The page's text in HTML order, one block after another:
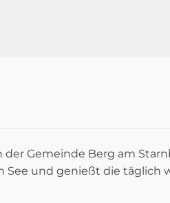
Gemeinde Berg am
See und genießt die täglich